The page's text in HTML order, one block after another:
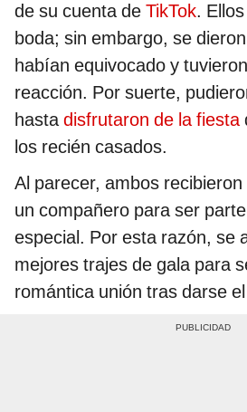
de su cuenta de TikTok.
boda; sin embargo, se
habían equivocado y
reacción. Por suerte,
hastadisfrutaron de la fiesta
los recién casados.
Al parecer, ambos
un compañero para ser
especial. Por esta razón, se
mejores trajes de gala para
romántica unión tras darse el